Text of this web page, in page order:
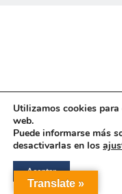
Translate »
Utilizamos cookies
web.
Puede informarse más
desactivarlas en los
Aceptar